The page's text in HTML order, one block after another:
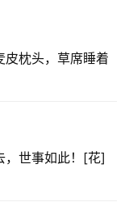
皮枕头，草席睡着
，世事如此！[花]